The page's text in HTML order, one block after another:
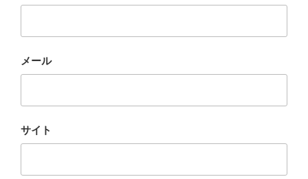
メール
サイト